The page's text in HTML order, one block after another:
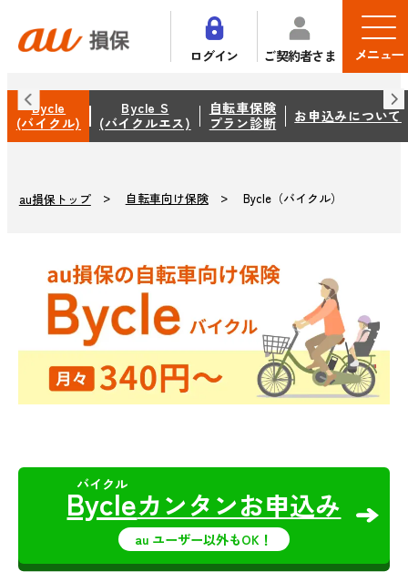
ログイン ご契約者さま メニュー
Bycle
(バイクル)
Bycle S
(バイクルエス)
自転車保険
プラン診断
お申込みについて
au損保トップ 自転車向け保険 Bycle（バイクル）
Bycleカンタンお申込み
au ユーザー以外もOK！